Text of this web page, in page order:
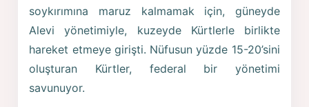
soykırımına maruz kalmamak için, güneyde
Alevi yönetimiyle, kuzeyde Kürtlerle birlikte
hareket etmeye girişti. Nüfusun yüzde 15-20’sini
oluşturan Kürtler, federal bir yönetimi
savunuyor.